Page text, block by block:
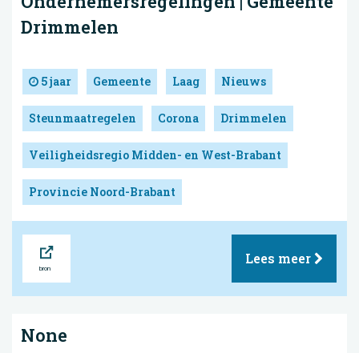
Drimmelen
5 jaar Gemeente Laag Nieuws
Steunmaatregelen Corona Drimmelen
Veiligheidsregio Midden- en West-Brabant
Provincie Noord-Brabant
Lees meer
None